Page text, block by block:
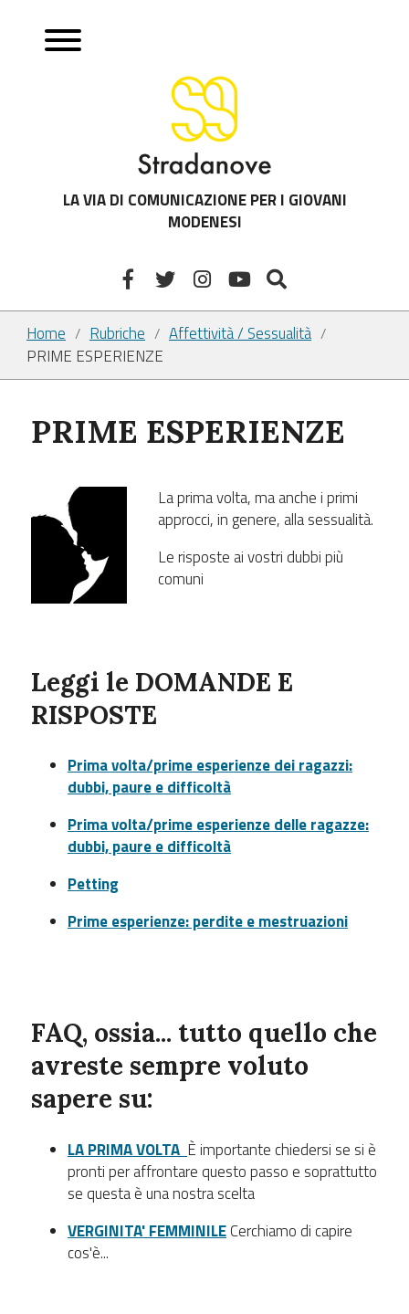
LA VIA DI COMUNICAZIONE PER I GIOVANI
MODENESI
Home / Rubriche / Affettività / Sessualità /
PRIME ESPERIENZE
PRIME ESPERIENZE
La prima volta, ma anche i primi
approcci, in genere, alla sessualità.
Le risposte ai vostri dubbi più
comuni
Leggi le DOMANDE E
RISPOSTE
Prima volta/prime esperienze dei ragazzi:
dubbi, paure e difficoltà
Prima volta/prime esperienze delle ragazze:
dubbi, paure e difficoltà
Petting
Prime esperienze: perdite e mestruazioni
FAQ, ossia... tutto quello che
avreste sempre voluto
sapere su:
LA PRIMA VOLTA È importante chiedersi se si è
pronti per affrontare questo passo e soprattutto
se questa è una nostra scelta
VERGINITA' FEMMINILECerchiamo di capire
cos'è...